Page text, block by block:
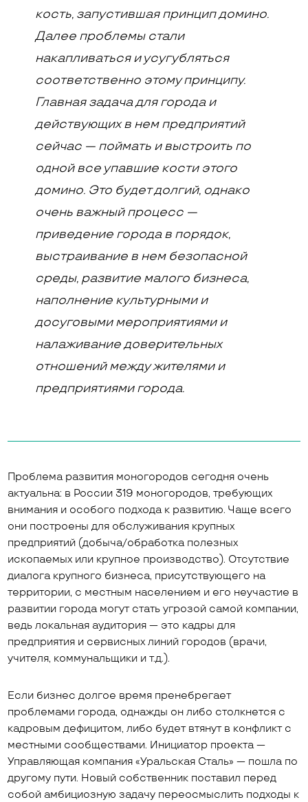
кость, запустившая принцип домино.
Далее проблемы стали
накапливаться и усугубляться
соответственно этому принципу.
Главная задача для города и
действующих в нем предприятий
сейчас — поймать и выстроить по
одной все упавшие кости этого
домино. Это будет долгий, однако
очень важный процесс —
приведение города в порядок,
выстраивание в нем безопасной
среды, развитие малого бизнеса,
наполнение культурными и
досуговыми мероприятиями и
налаживание доверительных
отношений между жителями и
предприятиями города.
Проблема развития моногородов сегодня очень
актуальна: в России 319 моногородов, требующих
внимания и особого подхода к развитию. Чаще всего
они построены для обслуживания крупных
предприятий (добыча/обработка полезных
ископаемых или крупное производство). Отсутствие
диалога крупного бизнеса, присутствующего на
территории, с местным населением и его неучастие в
развитии города могут стать угрозой самой компании,
ведь локальная аудитория — это кадры для
предприятия и сервисных линий городов (врачи,
учителя, коммунальщики и т.д.).
Если бизнес долгое время пренебрегает
проблемами города, однажды он либо столкнется с
кадровым дефицитом, либо будет втянут в конфликт с
местными сообществами. Инициатор проекта —
Управляющая компания «Уральская Сталь» — пошла по
другому пути. Новый собственник поставил перед
собой амбициозную задачу переосмыслить подходы к